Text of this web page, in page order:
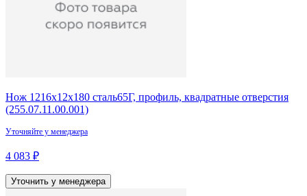
Нож 1216х12х180 сталь65Г, профиль, квадратные отверстия
(255.07.11.00.001)
Уточняйте у менеджера
4 083 ₽
Уточнить у менеджера